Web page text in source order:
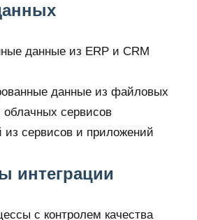
данные из ERP и CRM
данные из файловых
облачных сервисов
из сервисов и приложений
интеграции
с контролем качества